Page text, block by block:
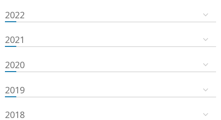
2022
2021
2020
2019
2018